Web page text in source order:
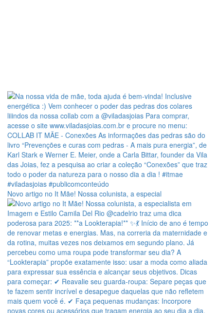
Novo artigo no It Mãe! Nossa colunista, a especial